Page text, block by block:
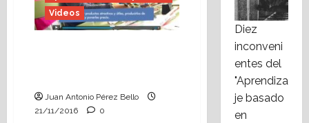
escolares,
junio
de
Videos
Juan Antonio Pérez Bello
21/11/2016
0
Diez
inconveni
entes del
"Aprendiza
je basado
en